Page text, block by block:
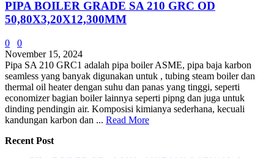
PIPA BOILER GRADE SA 210 GRC OD
50,80X3,20X12,300MM
0
0
November 15, 2024
Pipa SA 210 GRC1 adalah pipa boiler ASME, pipa baja karbon
seamless yang banyak digunakan untuk , tubing steam boiler dan
thermal oil heater dengan suhu dan panas yang tinggi, seperti
economizer bagian boiler lainnya seperti pipng dan juga untuk
dinding pendingin air. Komposisi kimianya sederhana, kecuali
kandungan karbon dan ... Read More
Recent Post